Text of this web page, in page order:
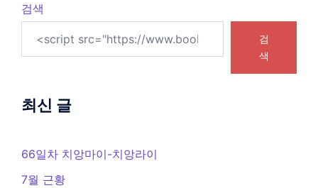
검색
검
색
최신 글
66일차 치앙마이-치앙라이
7월 근황